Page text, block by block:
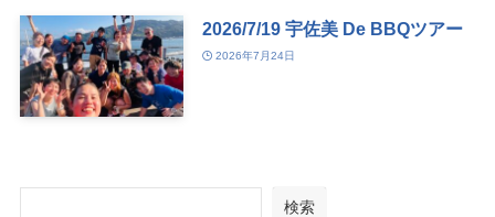
2026/7/19 宇佐美 De BBQツアー
2026年7月24日
検索